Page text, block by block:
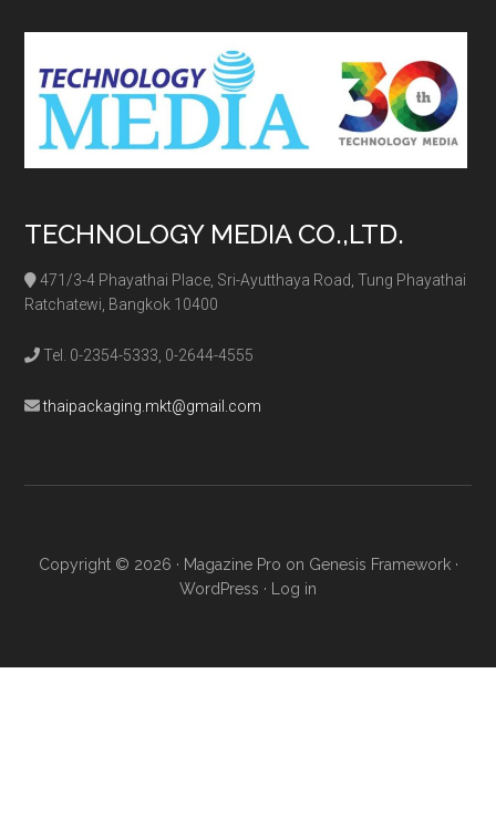
TECHNOLOGY MEDIA CO.,LTD.
471/3-4 Phayathai Place, Sri-Ayutthaya Road, Tung Phayathai
Ratchatewi, Bangkok 10400
Tel. 0-2354-5333, 0-2644-4555
thaipackaging.mkt@gmail.com
Copyright © 2026 · Magazine Pro on Genesis Framework·
WordPress · Log in